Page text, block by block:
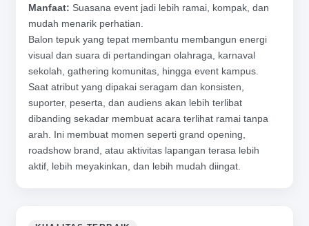
Manfaat: Suasana event jadi lebih ramai, kompak, dan
mudah menarik perhatian.
Balon tepuk yang tepat membantu membangun energi
visual dan suara di pertandingan olahraga, karnaval
sekolah, gathering komunitas, hingga event kampus.
Saat atribut yang dipakai seragam dan konsisten,
suporter, peserta, dan audiens akan lebih terlibat
dibanding sekadar membuat acara terlihat ramai tanpa
arah. Ini membuat momen seperti grand opening,
roadshow brand, atau aktivitas lapangan terasa lebih
aktif, lebih meyakinkan, dan lebih mudah diingat.